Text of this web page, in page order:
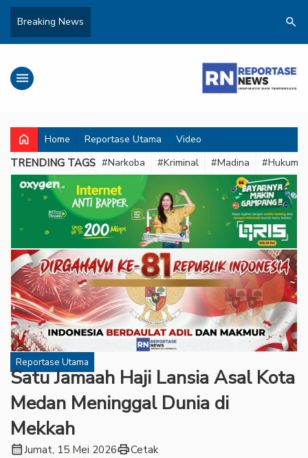
Breaking News search
menu
home Home Reportase Utama Video
TRENDING TAGS #Narkoba #Kriminal #Madina #Hukum
Reportase Utama
Satu Jamaah Haji Lansia Asal Kota
Medan Meninggal Dunia di
Mekkah
calendar_monthJumat, 15 Mei 2026printCetak